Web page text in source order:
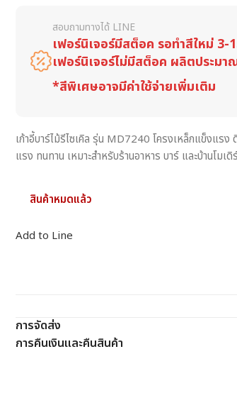
สอบถามทางได้ LINE
เฟอร์นิเจอร์มีสต็อค รอทำสีใหม่ 3-
เฟอร์นิเจอร์ไม่มีสต็อค ผลิตประมา
*สีพิเศษอาจมีค่าใช้จ่ายเพิ่มเติม
เก้าอี้บาร์ไม้รีไซเคิล รุ่น MD7240 โครงเหล็กแข็งแร
แรง ทนทาน เหมาะสำหรับร้านอาหาร บาร์ และบ้านโมเดิ
สินค้าหมดแล้ว
Add to Line
การจัดส่ง
การคืนเงินและคืนสินค้า